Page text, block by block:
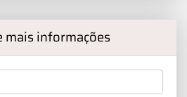
mais informações